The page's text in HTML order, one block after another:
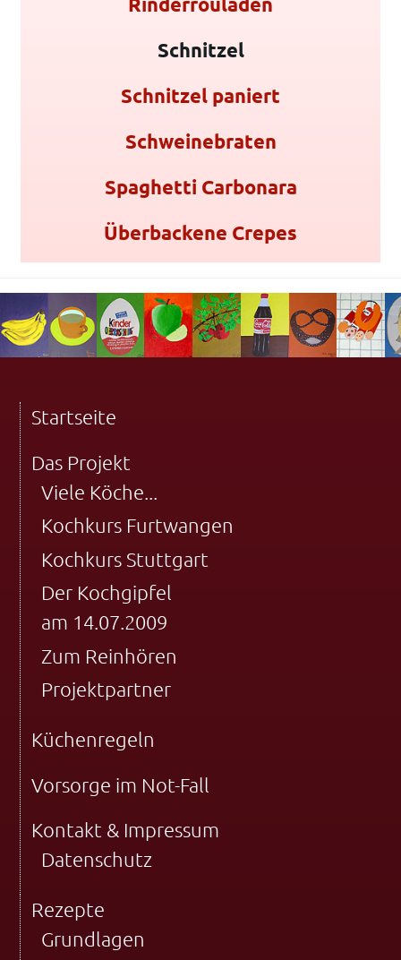
Schnitzel
Schnitzel paniert
Schweinebraten
Spaghetti Carbonara
Überbackene Crepes
Startseite
Das Projekt
Viele Köche...
Kochkurs Furtwangen
Kochkurs Stuttgart
Der Kochgipfel
am 14.07.2009
Zum Reinhören
Projektpartner
Küchenregeln
Vorsorge im Not-Fall
Kontakt & Impressum
Datenschutz
Rezepte
Grundlagen